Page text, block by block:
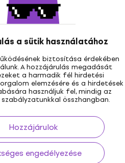
a sütik használatához
biztosítása érdekében
A hozzájárulás megadását
a harmadik fél hirdetési
elemzésére és a hirdetések
használjuk fel, mindig az
szabályzatunkkal összhangban.
Hozzájárulok
engedélyezése